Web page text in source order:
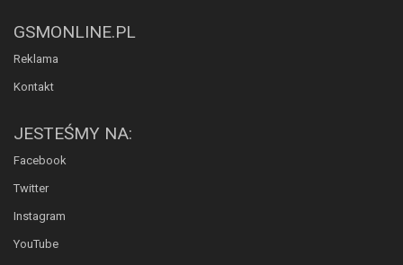
GSMONLINE.PL
Reklama
Kontakt
JESTEŚMY NA:
Facebook
Twitter
Instagram
YouTube